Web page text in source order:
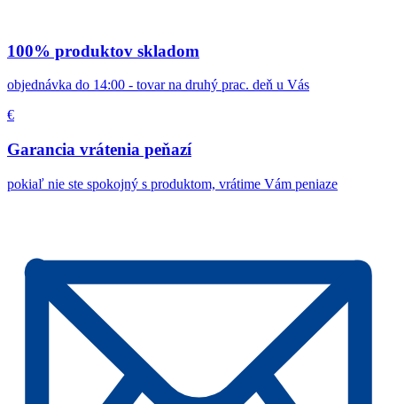
100% produktov skladom
objednávka do 14:00 - tovar na druhý prac. deň u Vás
€
Garancia vrátenia peňazí
pokiaľ nie ste spokojný s produktom, vrátime Vám peniaze